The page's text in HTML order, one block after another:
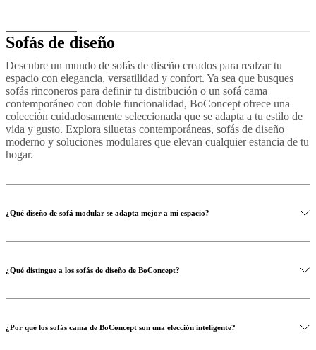
Sofás de diseño
Descubre un mundo de sofás de diseño creados para realzar tu
espacio con elegancia, versatilidad y confort. Ya sea que busques
sofás rinconeros para definir tu distribución o un sofá cama
contemporáneo con doble funcionalidad, BoConcept ofrece una
colección cuidadosamente seleccionada que se adapta a tu estilo de
vida y gusto. Explora siluetas contemporáneas, sofás de diseño
moderno y soluciones modulares que elevan cualquier estancia de tu
hogar.
¿Qué diseño de sofá modular se adapta mejor a mi espacio?
¿Qué distingue a los sofás de diseño de BoConcept?
¿Por qué los sofás cama de BoConcept son una elección inteligente?